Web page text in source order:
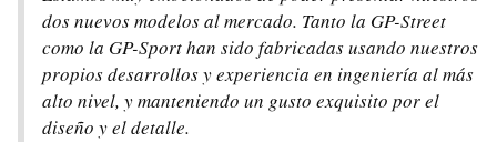
dos nuevos modelos al mercado. Tanto la GP-Street
como la GP-Sport han sido fabricadas usando nuestros
propios desarrollos y experiencia en ingeniería al más
alto nivel, y manteniendo un gusto exquisito por el
diseño y el detalle.